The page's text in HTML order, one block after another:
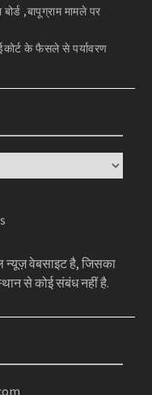
,बापूग्राम मामले पर
के फैसले से पर्यावरण
वेबसाइट है, जिसका
से कोई संबंध नहीं है.